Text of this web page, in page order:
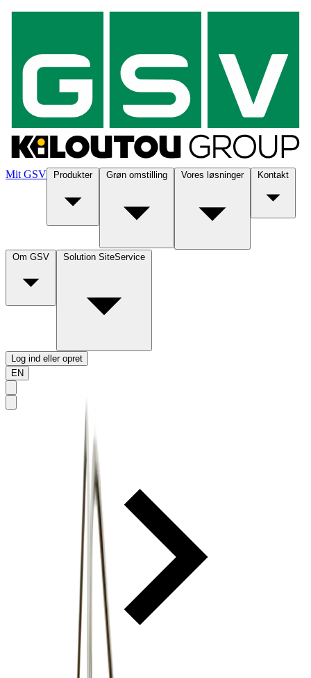
Mit GSV Produkter Grøn omstilling Vores løsninger Kontakt
Om GSV Solution SiteService
Log ind eller opret
EN